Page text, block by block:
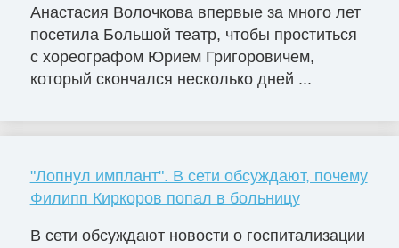
Анастасия Волочкова впервые за много лет
посетила Большой театр, чтобы проститься
с хореографом Юрием Григоровичем,
который скончался несколько дней ...
"Лопнул имплант". В сети обсуждают, почему
Филипп Киркоров попал в больницу
В сети обсуждают новости о госпитализации